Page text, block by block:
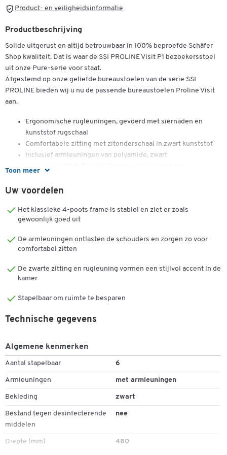
Product- en veiligheidsinformatie
Toon meer
Productbeschrijving
Solide uitgerust en altijd betrouwbaar in 100% beproefde Schäfer
Shop kwaliteit. Dat is waar de SSI PROLINE Visit P1 bezoekersstoel
uit onze Pure-serie voor staat.
Afgestemd op onze geliefde bureaustoelen van de serie SSI
PROLINE bieden wij u nu de passende bureaustoelen Proline Visit
aan.
Ergonomische rugleuningen, gevoerd met siernaden en
kunststof rugschaal
Comfortabele zitting met zitonderschaal in zwart kunststof
Inclusief armleuningen van polyamide, zwart
Afm. zitting: B 480 x D 480 x H 480 mm
Stabiel, verschroomd vierpotig stalen onderstel, Ø 25 mm
Stapelbaar
Bewegend zitten is medisch getest en wordt door orthopeten en
fysiotherapeuten aanbevolen. De driedimensionale bewegingen
van de zitting zorgen ervoor dat de rugwervels permanent in
beweging blijven en voorkomen daarmee houdingsproblemen en
systeem is de activering van het bewegings- en hersencentrum -
arbeidsproductief.
Uw voordelen
Het klassieke 4-poots frame is stabiel en ziet er zoals
gewoonlijk goed uit
De armleuningen ontlasten de schouders en zorgen zo voor
comfortabel zitten
De zwarte zitting en rugleuning vormen een stijlvol accent in de
kamer
Stapelbaar om ruimte te besparen
Technische gegevens
Algemene kenmerken
Aantal stapelbaar 6
Armleuningen met armleuningen
Bekleding zwart
Bestand tegen desinfecterende
middelen
nee
Diepte (mm) 480
Dubbelklik om in te zoomen